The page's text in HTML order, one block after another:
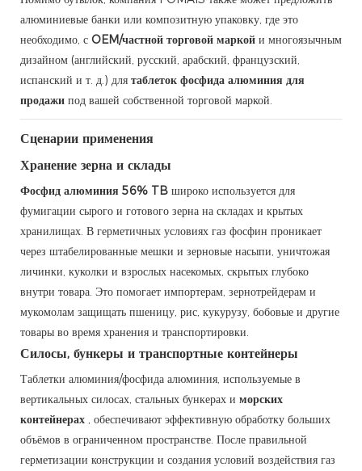
алюминиевые банки или композитную упаковку, где это
необходимо, с OEM/частной торговой маркой и многоязычным
дизайном (английский, русский, арабский, французский,
испанский и т. д.) для таблеток фосфида алюминия для
продажи под вашей собственной торговой маркой.
Сценарии применения
Хранение зерна и склады
Фосфид алюминия 56% TB широко используется для
фумигации сырого и готового зерна на складах и крытых
хранилищах. В герметичных условиях газ фосфин проникает
через штабелированные мешки и зерновые насыпи, уничтожая
личинки, куколки и взрослых насекомых, скрытых глубоко
внутри товара. Это помогает импортерам, зернотрейдерам и
мукомолам защищать пшеницу, рис, кукурузу, бобовые и другие
товары во время хранения и транспортировки.
Силосы, бункеры и транспортные контейнеры
Таблетки алюминия/фосфида алюминия, используемые в
вертикальных силосах, стальных бункерах и морских
контейнерах , обеспечивают эффективную обработку больших
объёмов в ограниченном пространстве. После правильной
герметизации конструкции и создания условий воздействия газ